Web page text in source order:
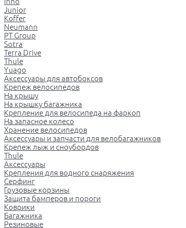
Junior
Koffer
Neumann
PT Group
Sotra
Terra Drive
Thule
Yuago
Аксессуары для автобоксов
Крепеж велосипедов
На крышу
На крышку багажника
Крепление для велосипеда на фаркоп
На запасное колесо
Хранение велосипедов
Аксессуары и запчасти для велобагажников
Крепеж лыж и сноубордов
Thule
Аксессуары
Крепления для водного снаряжения
Серфинг
Грузовые корзины
Защита бамперов и пороги
Коврики
Багажника
Резиновые